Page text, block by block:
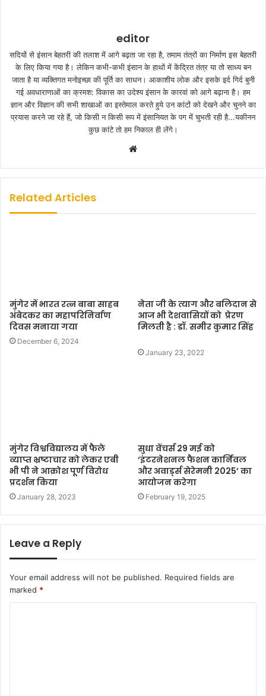
editor
सदियों से इंसान बेहतरी की तलाश में आगे बढ़ता जा रहा है, तमाम तंत्रों का निर्माण इस बेहतरी
के लिए किया गया है। लेकिन कभी-कभी इंसान के हाथों में केंद्रित तंत्र या तो साध्य बन
जाता है या व्यक्तिगत मनोइच्छा की पूर्ति का साधन। आकाशीय लोक और इसके इर्द गिर्द बुनी
गई अवधाराणाओं का क्रमश: विकास का उदेश्य इंसान के कारवां को आगे बढ़ाना है। हम
ज्ञान और विज्ञान की सभी शाखाओं का इस्तेमाल करते हुये उन कांटों को देखने और चुनने का
प्रयास करने जा रहे हैं, जो किसी न किसी रूप में इंसानियत के पग में चुभती रही है...यकीनन
कुछ कांटे तो हम निकाल ही लेंगे।
b
Related Articles
मुंगेर में भारत रत्न बाबा साहब
अंबेदकर का महापरिनिर्वाण
दिवस मनाया गया
December 6, 2024
नेता जी के त्याग और बलिदान से
आज भी देशवासियों को प्रेरण
मिलती है : डॉ. समीर कुमार सिंह
January 23, 2022
मुंगेर विश्वविद्यालय में फैले
व्याप्त भ्रष्टाचार को लेकर एबी
भी पी ने आक्रोश पूर्ण विरोध
प्रदर्शन किया
January 28, 2023
सुधा वेंचर्स 29 मई को
‘इंटरनेशनल फैशन कार्निवल
और अवार्ड्स सेरेमनी 2025’ का
आयोजन करेगा
February 19, 2025
Leave a Reply
Your email address will not be published. Required fields are
marked *